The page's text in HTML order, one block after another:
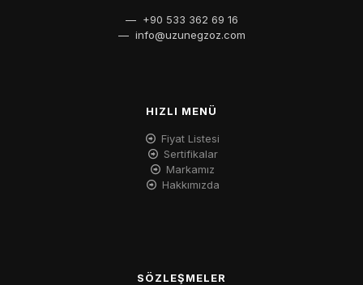
— +90 533 362 69 16
— info@uzunegzoz.com
HIZLI MENÜ
Fiyat Listesi
Sertifikalar
Markamız
Hakkımızda
SÖZLEŞMELER